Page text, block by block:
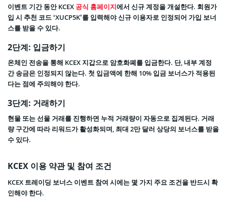
이벤트 기간 동안 KCEX 공식 홈페이지에서 신규 계정을 개설한다. 회원가
입 시 추천 코드 ‘XUCP5K’를 입력해야 신규 이용자로 인정되어 가입 보너
스를 받을 수 있다.
2단계: 입금하기
온체인 전송을 통해 KCEX 지갑으로 암호화폐를 입금한다. 단, 내부 계정
간 송금은 인정되지 않는다. 첫 입금액에 한해 10% 입금 보너스가 적용된
다는 점에 주의해야 한다.
3단계: 거래하기
현물 또는 선물 거래를 진행하면 누적 거래량이 자동으로 집계된다. 거래
량 구간에 따라 리워드가 활성화되며, 최대 2만 달러 상당의 보너스를 받을
수 있다.
KCEX 이용 약관 및 참여 조건
KCEX 트레이딩 보너스 이벤트 참여 시에는 몇 가지 주요 조건을 반드시 확
인해야 한다.